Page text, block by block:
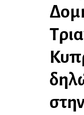
στην